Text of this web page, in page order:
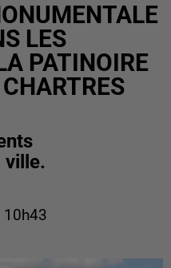
LES
PATINOIRE
ville.
10h43